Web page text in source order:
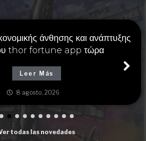
άνθησης και ανάπτυξης
thor fortune app τώρα
Leer Más
8 agosto, 2026
todas las novedades